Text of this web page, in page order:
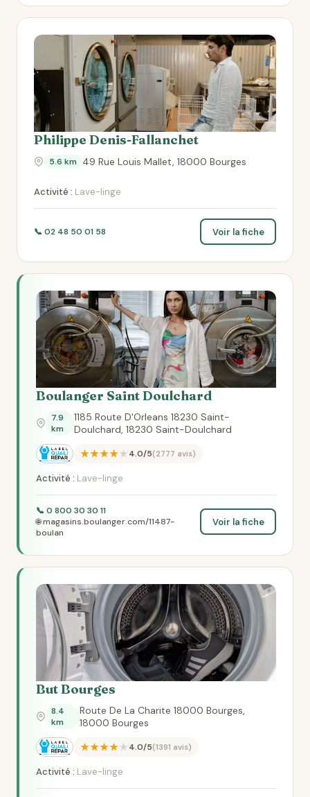
Philippe Denis-Fallanchet
5.6 km 49 Rue Louis Mallet, 18000 Bourges
Activité : Lave-linge
📞 02 48 50 01 58 Voir la fiche
Boulanger Saint Doulchard
7.9
km
1185 Route D'Orleans 18230 Saint-
Doulchard, 18230 Saint-Doulchard
★★★★★4.0/5(2777 avis)
Activité : Lave-linge
📞 0 800 30 30 11
🌐 magasins.boulanger.com/11487-
boulan
Voir la fiche
But Bourges
8.4
km
Route De La Charite 18000 Bourges,
18000 Bourges
★★★★★4.0/5(1391 avis)
Activité : Lave-linge